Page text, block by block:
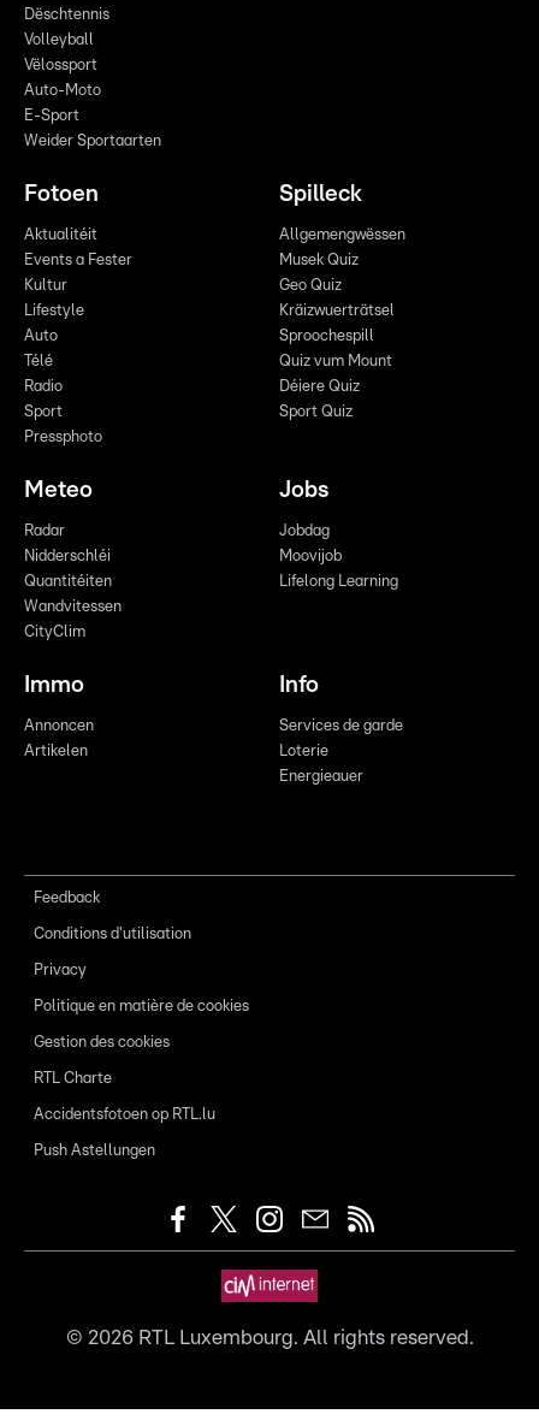
Dëschtennis
Volleyball
Vëlossport
Auto-Moto
E-Sport
Weider Sportaarten
Fotoen
Aktualitéit
Events a Fester
Kultur
Lifestyle
Auto
Télé
Radio
Sport
Pressphoto
Spilleck
Allgemengwëssen
Musek Quiz
Geo Quiz
Kräizwuerträtsel
Sproochespill
Quiz vum Mount
Déiere Quiz
Sport Quiz
Meteo
Radar
Nidderschléi
Quantitéiten
Wandvitessen
CityClim
Jobs
Jobdag
Moovijob
Lifelong Learning
Immo
Annoncen
Artikelen
Info
Services de garde
Loterie
Energieauer
Feedback
Conditions d'utilisation
Privacy
Politique en matière de cookies
Gestion des cookies
RTL Charte
Accidentsfotoen op RTL.lu
Push Astellungen
© 2026RTL Luxembourg. All rights reserved.